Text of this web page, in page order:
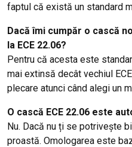
faptul că există un standard
Dacă îmi cumpăr o cască
la ECE 22.06?
Pentru că acesta este
mai extinsă decât vechiul
plecare atunci când alegi un
O cască ECE 22.06 este
Nu. Dacă nu ți se potrivește
proastă. Omologarea este